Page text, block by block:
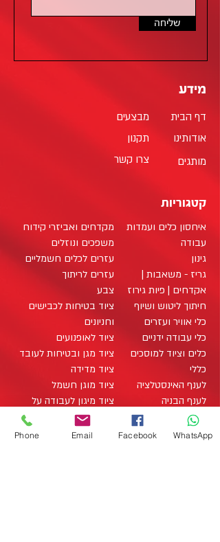
שליחה
מידע
מבצעים
תקנון
צרו קשר
דף הבית
אודותינו
מותגים
קטגוריות
מקדחים ואביזרי קידוח
משפכים ונוזלים
עזרים לכלים חשמליים
עזרים לריתוך
צבע
ציוד בטיחות לכבישים
וחניונים
ציוד לאופנועים
ציוד מגן ובטיחות לעובד
ציוד מדידה
ציוד מוגן חשמל
ציוד מיגון לעבודה על
רכבים היברידיים
ציוד מתכלה / מוצרים
איחסון כלים ועמדות
עבודה
גינון
גריז - משאבות |
אקדחים | פיות גירוז
חיתוך ליטוש ושיוף
כלי אוויר ועזרים
כלי עבודה ידניים
כלים וציוד למוסכים
כללי
לענף האינסטלציה
לענף הבניה
לענף החשמל
לענף העץ
Phone Email Facebook WhatsApp